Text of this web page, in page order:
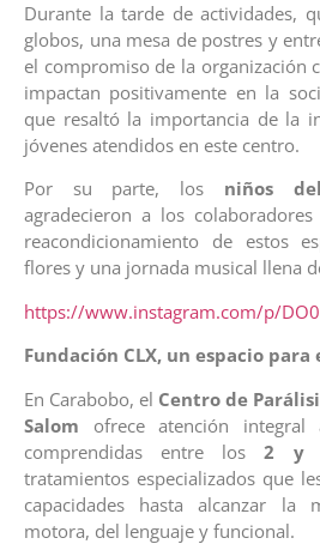
Durante la tarde de actividades,
globos, una mesa de postres y
el compromiso de la organización
impactan positivamente en la
que resaltó la importancia de la
jóvenes atendidos en este centro.
Por su parte, los niños
agradecieron a los colaboradores
reacondicionamiento de estos
flores y una jornada musical llena
https://www.instagram.com/p/
Fundación CLX, un espacio
En Carabobo, el Centro de
Salom ofrece atención
comprendidas entre los2 y
tratamientos especializados que
capacidades hasta alcanzar la
motora, del lenguaje y funcional.